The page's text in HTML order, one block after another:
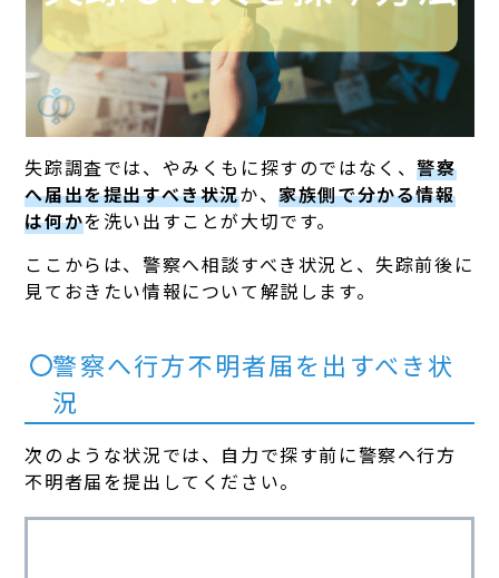
失踪調査では、やみくもに探すのではなく、警察
へ届出を提出すべき状況か、家族側で分かる情報
は何かを洗い出すことが大切です。
ここからは、警察へ相談すべき状況と、失踪前後に
見ておきたい情報について解説します。
警察へ行方不明者届を出すべき状
況
次のような状況では、自力で探す前に警察へ行方
不明者届を提出してください。